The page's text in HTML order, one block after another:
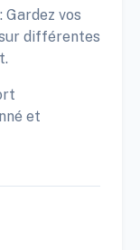
vos
différentes
et